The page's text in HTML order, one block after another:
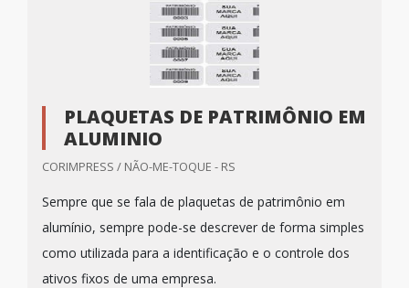
PLAQUETAS DE PATRIMÔNIO EM
ALUMINIO
CORIMPRESS / NÃO-ME-TOQUE - RS
Sempre que se fala de plaquetas de patrimônio em
alumínio, sempre pode-se descrever de forma simples
como utilizada para a identificação e o controle dos
ativos fixos de uma empresa.